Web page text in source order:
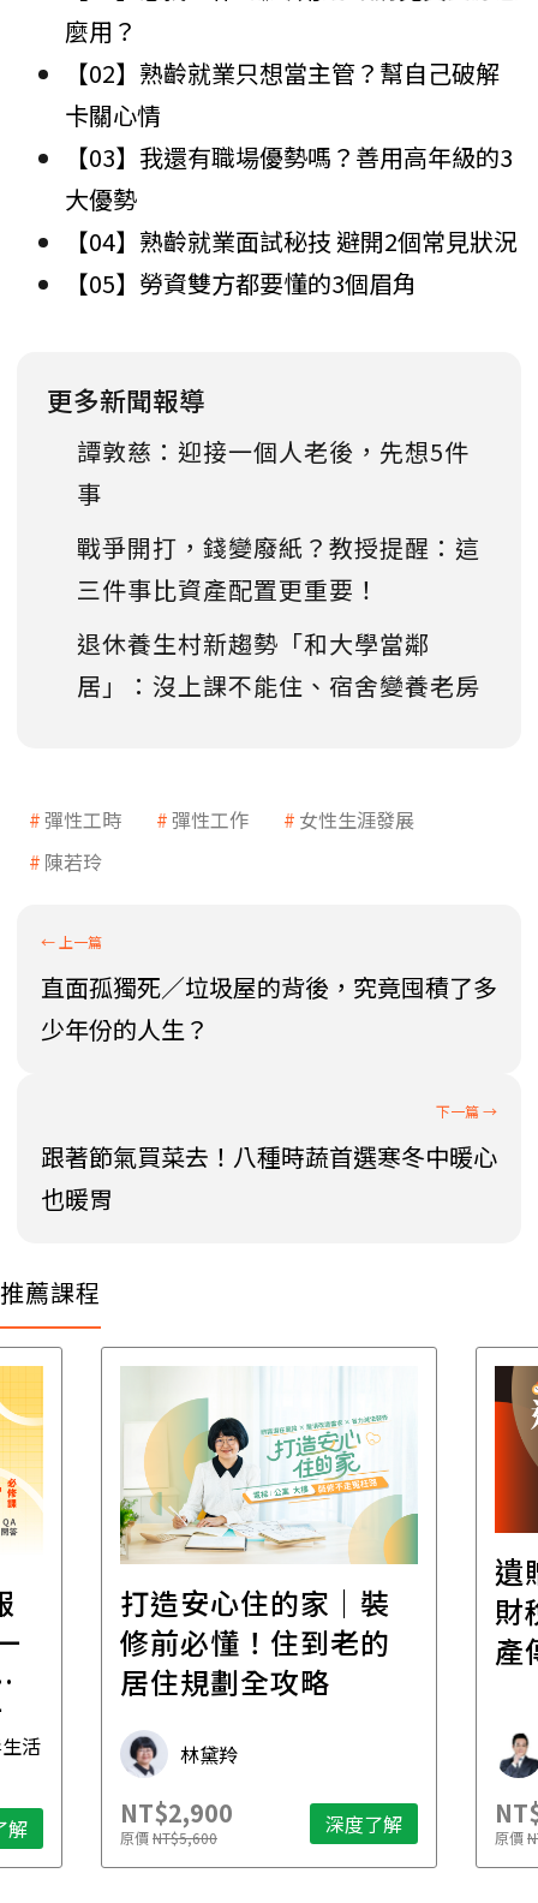
麼用？
【02】熟齡就業只想當主管？幫自己破解
卡關心情
【03】我還有職場優勢嗎？善用高年級的3
大優勢
【04】熟齡就業面試秘技 避開2個常見狀況
【05】勞資雙方都要懂的3個眉角
更多新聞報導
譚敦慈：迎接一個人老後，先想5件
事
戰爭開打，錢變廢紙？教授提醒：這
三件事比資產配置更重要！
退休養生村新趨勢「和大學當鄰
居」：沒上課不能住、宿舍變養老房
彈性工時 彈性工作
女性生涯發展
陳若玲
直面孤獨死／垃圾屋的背後，究竟囤積了多
少年份的人生？
跟著節氣買菜去！八種時蔬首選寒冬中暖心
也暖胃
推薦課程
活
解
打造安心住的家｜裝
修前必懂！住到老的
居住規劃全攻略
林黛羚
NT$2,900
原價NT$5,600 深度了解
遺
財
產
原價